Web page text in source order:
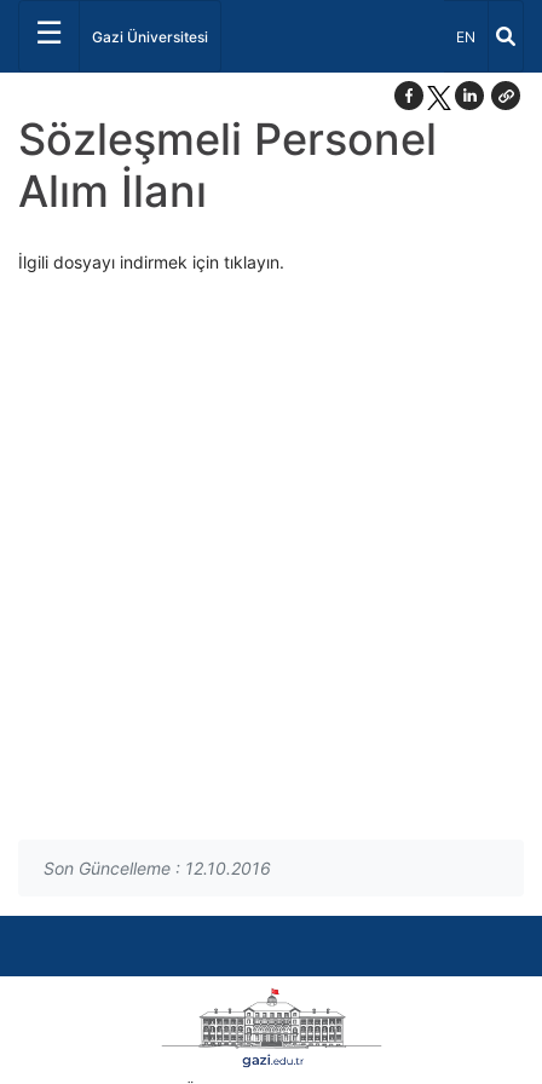
☰ Gazi Üniversitesi Dil Seçiniz
EN
Sözleşmeli Personel
Alım İlanı
İlgili dosyayı indirmek için tıklayın.
Son Güncelleme : 12.10.2016